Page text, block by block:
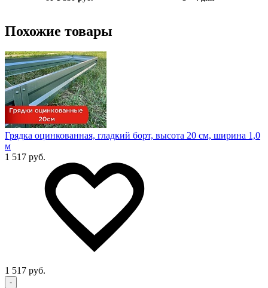
Похожие товары
Грядка оцинкованная, гладкий борт, высота 20 см, ширина 1,0
м
1 517 руб.
1 517 руб.
-